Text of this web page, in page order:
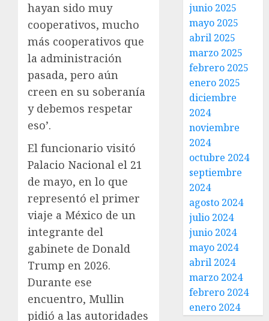
hayan sido muy
cooperativos, mucho
más cooperativos que
la administración
pasada, pero aún
creen en su soberanía
y debemos respetar
eso’.
El funcionario visitó
Palacio Nacional el 21
de mayo, en lo que
representó el primer
viaje a México de un
integrante del
gabinete de Donald
Trump en 2026.
Durante ese
encuentro, Mullin
pidió a las autoridades
junio 2025
mayo 2025
abril 2025
marzo 2025
febrero 2025
enero 2025
diciembre
2024
noviembre
2024
octubre 2024
septiembre
2024
agosto 2024
julio 2024
junio 2024
mayo 2024
abril 2024
marzo 2024
febrero 2024
enero 2024